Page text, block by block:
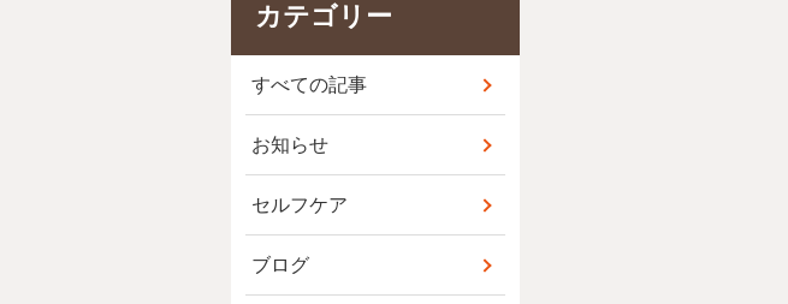
カテゴリー
すべての記事
お知らせ
セルフケア
ブログ